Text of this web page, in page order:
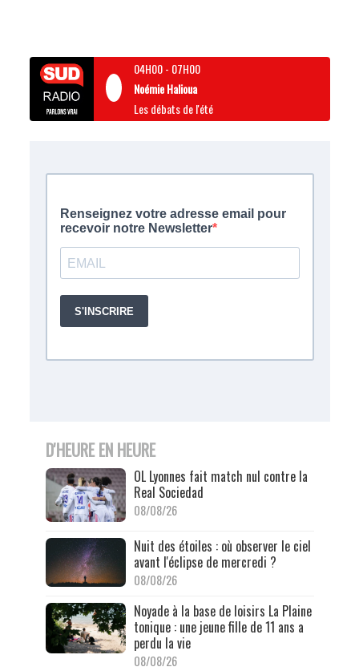
04H00- 07H00
Noémie Halioua
Les débats de l'été
D'HEURE EN HEURE
OL Lyonnes fait match nul contre la
Real Sociedad
08/08/26
Nuit des étoiles : où observer le ciel
avant l'éclipse de mercredi ?
08/08/26
Noyade à la base de loisirs La Plaine
tonique : une jeune fille de 11 ans a
perdu la vie
08/08/26